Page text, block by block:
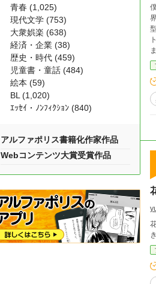
界
トで
青春 (1,025)
現代文学 (753)
大衆娯楽 (638)
経済・企業 (38)
歴史・時代 (459)
児童書・童話 (484)
絵本 (59)
BL (1,020)
ｴｯｾｲ・ﾉﾝﾌｨｸｼｮﾝ (840)
アルファポリス書籍化作家作品
Webコンテンツ大賞受賞作品